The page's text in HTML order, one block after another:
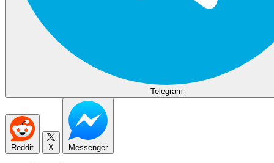
Telegram
Reddit X Messenger